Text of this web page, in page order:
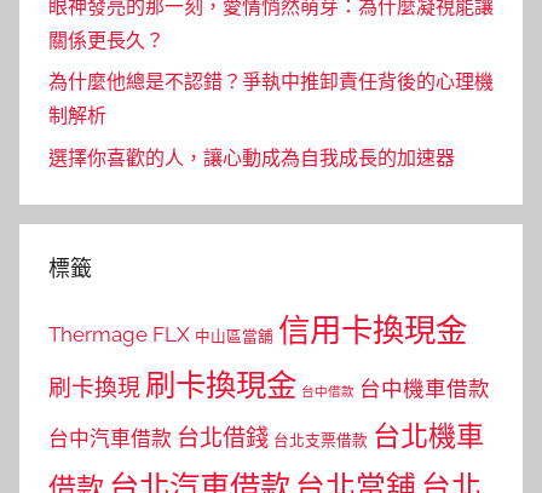
眼神發亮的那一刻，愛情悄然萌芽：為什麼凝視能讓
關係更長久？
為什麼他總是不認錯？爭執中推卸責任背後的心理機
制解析
選擇你喜歡的人，讓心動成為自我成長的加速器
標籤
Thermage FLX 中山區當舖 信用卡換現金
刷卡換現 刷卡換現金 台中借款 台中機車借款
台中汽車借款 台北借錢 台北支票借款 台北機車